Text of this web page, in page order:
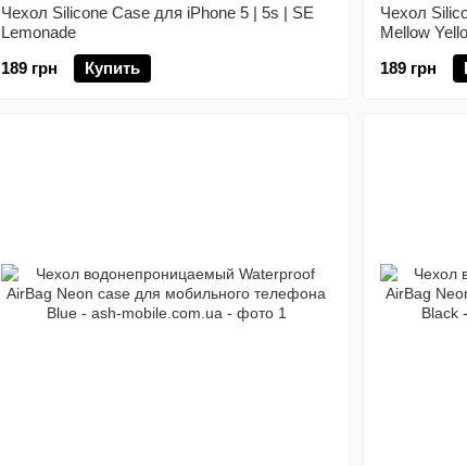
Чехол Silicone Case для iPhone 5 | 5s | SE
Lemonade
189 грн
Купить
Чехол
Mellow
189 грн